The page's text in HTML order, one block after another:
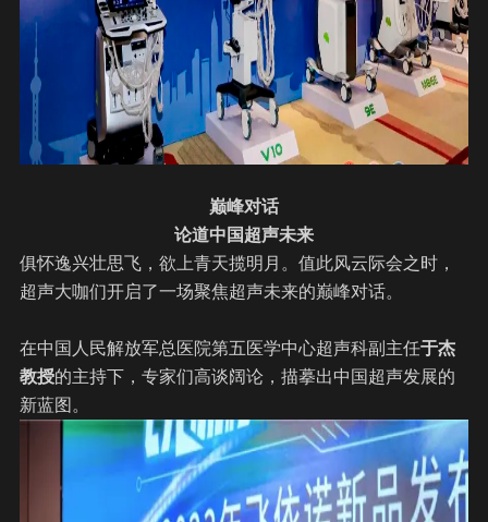
巅峰对话
论道中国超声未来
俱怀逸兴壮思飞，欲上青天揽明月。值此风云际会之时，
超声大咖们开启了一场聚焦超声未来的巅峰对话。
在中国人民解放军总医院第五医学中心超声科副主任于杰
教授的主持下，专家们高谈阔论，描摹出中国超声发展的
新蓝图。